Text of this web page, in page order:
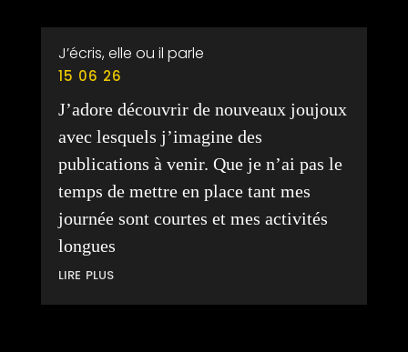
J’écris, elle ou il parle
15 06 26
J’adore découvrir de nouveaux joujoux
avec lesquels j’imagine des
publications à venir. Que je n’ai pas le
temps de mettre en place tant mes
journée sont courtes et mes activités
longues
lire plus